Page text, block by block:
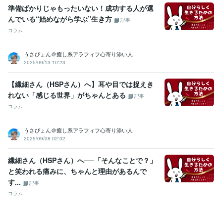
すのか？
■【男性心理】なぜ、男の嫉妬心は根が深くて厄介なの
か？ ■【男性心理】なぜ、男は親しくなると赤ちゃん言葉を使うの
か?
■【男性心理】男の浮気心は、どういう時に芽生えるのか? ■
【男性心理】男には2種類の嘘があるって知ってる?
資格・検定
上級心理カウンセラー 取得年 : 2021年
メンタル心理カウンセラー 取得年 : 2021年
普通自動車第一種運転免許 取得年 : 1986年
その他ツール
☆人の話を親身に聞き、共感する力:50年
☆明るく前向きな性格で周りに影響を与える:50年
☆人との繋がりを大切にし、関係を築くのが得意:30年
☆サークルやイベントの企画・運営の経験が豊富:20年
☆常に「ワクワク」を大切にし新しい事に挑戦し続ける:50年
☆人を笑顔にするのが得意で、場を盛り上げる:40年
準備ばかりじゃもったいない！成功する人が選
んでいる“始めながら学ぶ”生き方
記事
コラム
うさぴょん＠癒し系アラフィフ心寄り添い人
2025/09/13 10:23
【繊細さん（HSPさん）へ】耳や目では捉えき
れない「感じる世界」がちゃんとある
記事
コラム
うさぴょん＠癒し系アラフィフ心寄り添い人
2025/09/08 02:02
繊細さん（HSPさん）へ──「そんなことで？」
と笑われる痛みに、ちゃんと理由があるんで
す...
記事
コラム